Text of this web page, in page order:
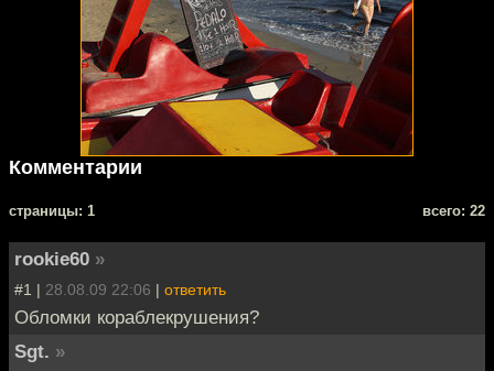
Комментарии
cтраницы: 1 всего: 22
rookie60 »
#1 | 28.08.09 22:06 | ответить
Обломки кораблекрушения?
Sgt. »